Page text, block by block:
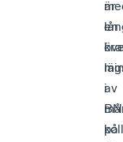
är
i
en
av
på